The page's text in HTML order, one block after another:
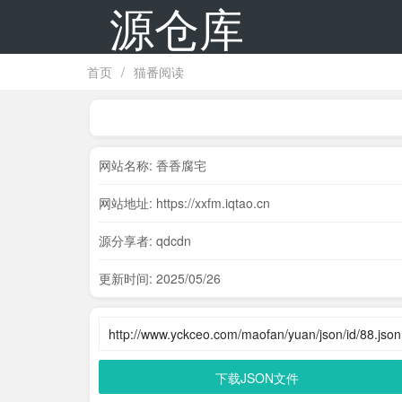
源仓库
首页 / 猫番阅读
网站名称: 香香腐宅
网站地址: https://xxfm.iqtao.cn
源分享者: qdcdn
更新时间: 2025/05/26
下载JSON文件